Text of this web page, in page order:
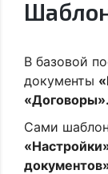
В базовой
документы
«Договоры».
Сами